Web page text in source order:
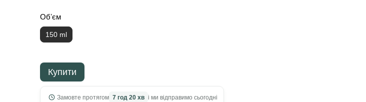
Обʼєм
150 ml
Купити
Замовте протягом 7 год 20 хв і ми відправимо сьогодні